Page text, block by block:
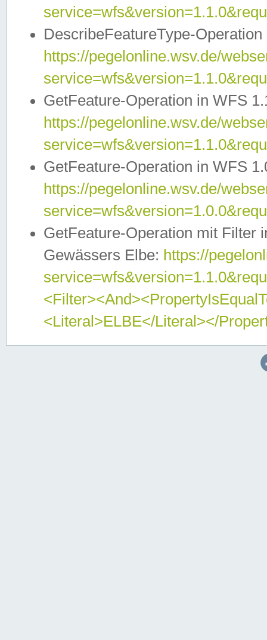
DescribeFeatureType-
https://pegelonline.wsv.de/
GetFeature-Operation in WFS
https://pegelonline.wsv.de/
GetFeature-Operation in WFS
https://pegelonline.wsv.de/
GetFeature-Operation mit Filter
Gewässers Elbe: https://
<Literal>ELBE</Literal></